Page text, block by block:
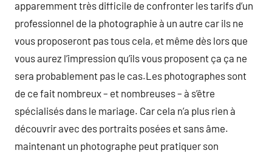
apparemment très difficile de confronter les tarifs d’un
professionnel de la photographie à un autre car ils ne
vous proposeront pas tous cela, et même dès lors que
vous aurez l’impression qu’ils vous proposent ça ça ne
sera probablement pas le cas.Les photographes sont
de ce fait nombreux – et nombreuses – à s’être
spécialisés dans le mariage. Car cela n’a plus rien à
découvrir avec des portraits posées et sans âme.
maintenant un photographe peut pratiquer son